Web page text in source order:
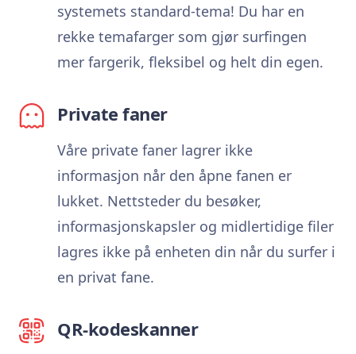
systemets standard-tema! Du har en
rekke temafarger som gjør surfingen
mer fargerik, fleksibel og helt din egen.
Private faner
Våre private faner lagrer ikke
informasjon når den åpne fanen er
lukket. Nettsteder du besøker,
informasjonskapsler og midlertidige filer
lagres ikke på enheten din når du surfer i
en privat fane.
QR-kodeskanner